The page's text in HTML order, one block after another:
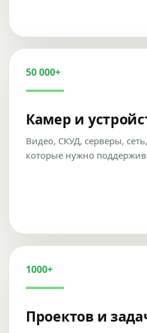
50 000+
Камер и
Видео, СКУД, серверы,
которые нужно
1000+
Проектов и